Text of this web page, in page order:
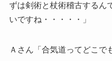
ずは剣術と杖術稽古するん
いですね・・・・・」
Ａさん「合気道ってどこで